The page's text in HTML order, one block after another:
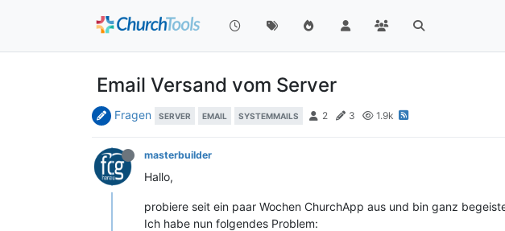
Email Versand vom Server
Fragen SERVER EMAIL SYSTEMMAILS 2 3 1.9k
masterbuilder
Hallo,
probiere seit ein paar Wochen ChurchApp aus und bin ganz
Ich habe nun folgendes Problem: